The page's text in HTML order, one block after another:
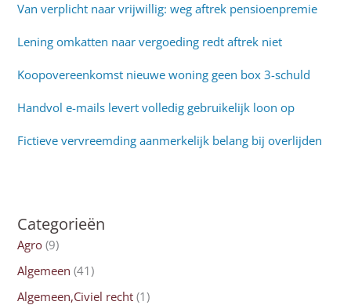
Van verplicht naar vrijwillig: weg aftrek pensioenpremie
Lening omkatten naar vergoeding redt aftrek niet
Koopovereenkomst nieuwe woning geen box 3-schuld
Handvol e-mails levert volledig gebruikelijk loon op
Fictieve vervreemding aanmerkelijk belang bij overlijden
Categorieën
Agro (9)
Algemeen (41)
Algemeen,Civiel recht (1)